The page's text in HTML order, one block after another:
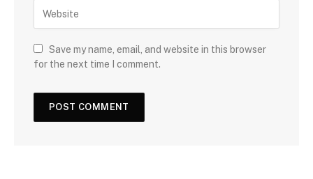
Save my name, email, and website in this browser
for the next time I comment.